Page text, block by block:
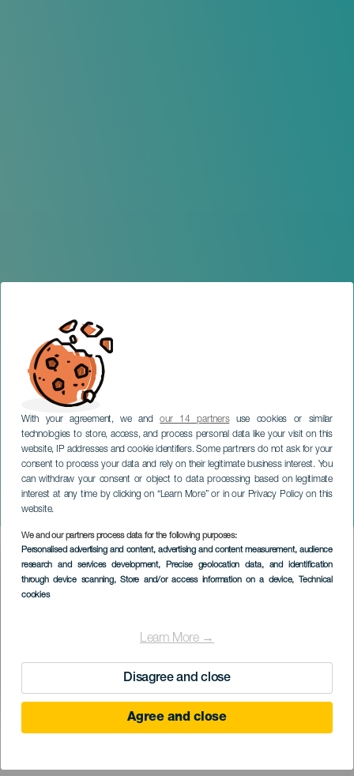
With your agreement, we andour 14 partnersuse cookies or similar
technologies to store, access, and process personal data like your visit on this
website, IP addresses and cookie identifiers. Some partners do not ask for your
consent to process your data and rely on their legitimate business interest. You
can withdraw your consent or object to data processing based on legitimate
interest at any time by clicking on “Learn More” or in our Privacy Policy on this
website.
We and our partners process data for the following purposes:
Personalised advertising and content, advertising and content measurement, audience
research and services development, Precise geolocation data, and identification
through device scanning, Store and/or access information on a device, Technical
cookies
Learn More →
Disagree and close
Agree and close
Волшебная книга историй
ГРАН-КАНАРИЯ
Imagen
Listado